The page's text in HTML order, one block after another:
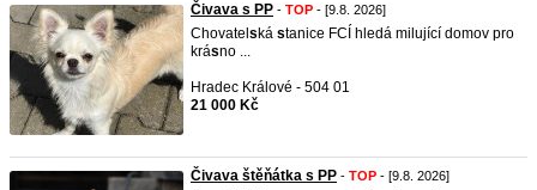
Čivava s PP - TOP - [9.8. 2026]
Chovatel ská stanice FCÍ hledá milující domov pro
krásno ...
Hradec Králové - 504 01
21 000 Kč
Čivava štěňátka s PP - TOP - [9.8. 2026]